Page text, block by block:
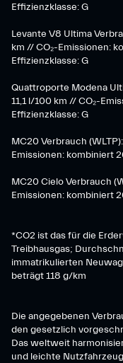
Effizienzklasse: G
Levante V8 Ultima
km // CO₂-Emissionen:
Effizienzklasse: G
Quattroporte Modena
11,1 l/100 km // CO₂-
Effizienzklasse: G
MC20 Verbrauch
Emissionen: kombiniert
MC20 Cielo Verbrauch
Emissionen: kombiniert
*CO2 ist das für die
Treibhausgas;
immatrikulierten
beträgt 118 g/km
Die angegebenen
den gesetzlich
Das weltweit
und leichte